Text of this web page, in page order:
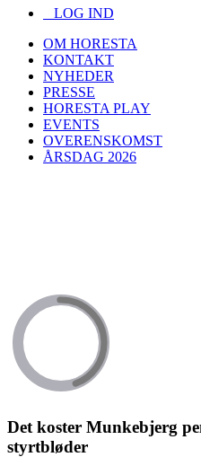
LOG IND
OM HORESTA
KONTAKT
NYHEDER
PRESSE
HORESTA PLAY
EVENTS
OVERENSKOMST
ÅRSDAG 2026
Det koster Munkebjerg
styrtbløder